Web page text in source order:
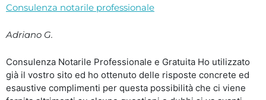
Consulenza notarile professionale
Adriano G.
Consulenza Notarile Professionale e Gratuita Ho utilizzato
già il vostro sito ed ho ottenuto delle risposte concrete ed
esaustive complimenti per questa possibilità che ci viene